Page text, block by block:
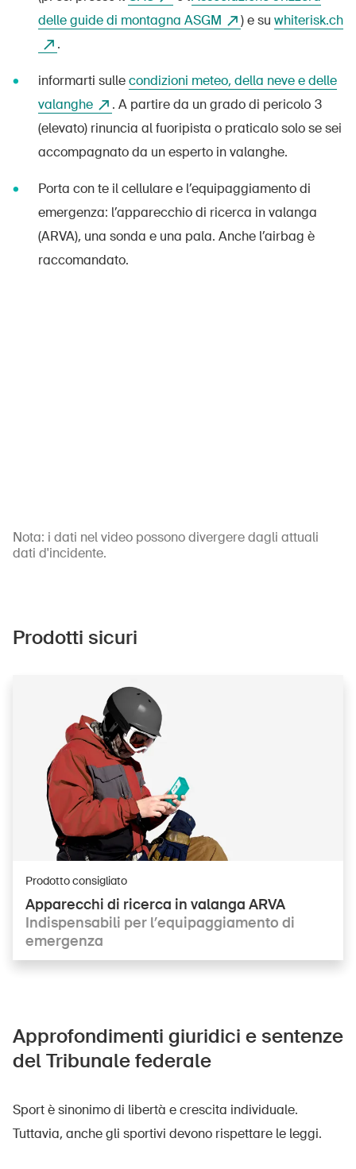
delle guide di montagna ASGM
) e su whiterisk.ch
.
informarti sullecondizioni meteo, della neve e delle
valanghe
. A partire da un grado di pericolo 3
(elevato) rinuncia al fuoripista o praticalo solo se sei
accompagnato da un esperto in valanghe.
Porta con te il cellulare e l’equipaggiamento di
emergenza: l’apparecchio di ricerca in valanga
(ARVA), una sonda e una pala. Anche l’airbag è
raccomandato.
Nota: i dati nel video possono divergere dagli attuali
dati d'incidente.
Prodotti sicuri
Apparecchi di ricerca in valanga ARVA
Indispensabili per l’equipaggiamento di
emergenza
Prodotto consigliato
Approfondimenti giuridici e sentenze
del Tribunale federale
Sport è sinonimo di libertà e crescita individuale.
Tuttavia, anche gli sportivi devono rispettare le leggi.